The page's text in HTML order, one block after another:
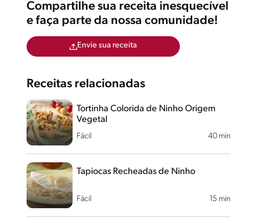
Compartilhe sua receita inesquecível
e faça parte da nossa comunidade!
Envie sua receita
Receitas relacionadas
Fácil 40 min
Tortinha Colorida de Ninho Origem
Vegetal
Fácil 15 min
Tapiocas Recheadas de Ninho